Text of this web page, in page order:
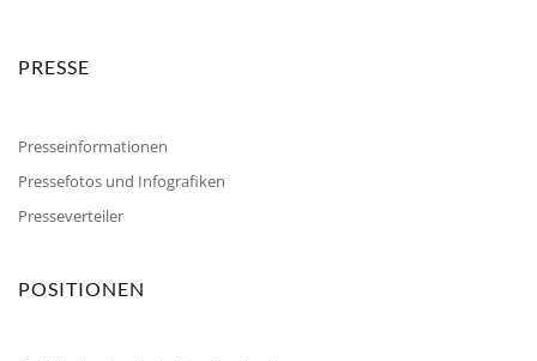
PRESSE
Presseinformationen
Pressefotos und Infografiken
Presseverteiler
POSITIONEN